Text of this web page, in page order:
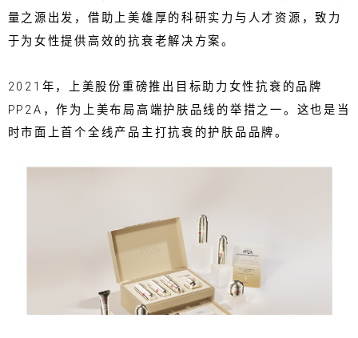
量之源出发，借助上美雄厚的科研实力与人才资源，致力
于为女性提供高效的抗衰老解决方案。
2021年，上美股份重磅推出目标助力女性抗衰的品牌
PP2A，作为上美布局高端护肤品线的举措之一。这也是当
时市面上首个全线产品主打抗衰的护肤品品牌。